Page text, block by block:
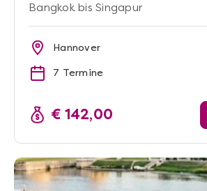
Bangkok bis Singapur
Hannover
7 Termine
€ 142,00